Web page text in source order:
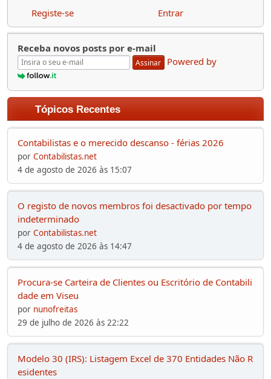
Registe-se Entrar
Receba novos posts por e-mail
Assinar Powered by
Tópicos Recentes
Contabilistas e o merecido descanso - férias 2026
por Contabilistas.net
4 de agosto de 2026 às 15:07
O registo de novos membros foi desactivado por tempo
indeterminado
por Contabilistas.net
4 de agosto de 2026 às 14:47
Procura-se Carteira de Clientes ou Escritório de Contabili
dade em Viseu
por nunofreitas
29 de julho de 2026 às 22:22
Modelo 30 (IRS): Listagem Excel de 370 Entidades Não R
esidentes